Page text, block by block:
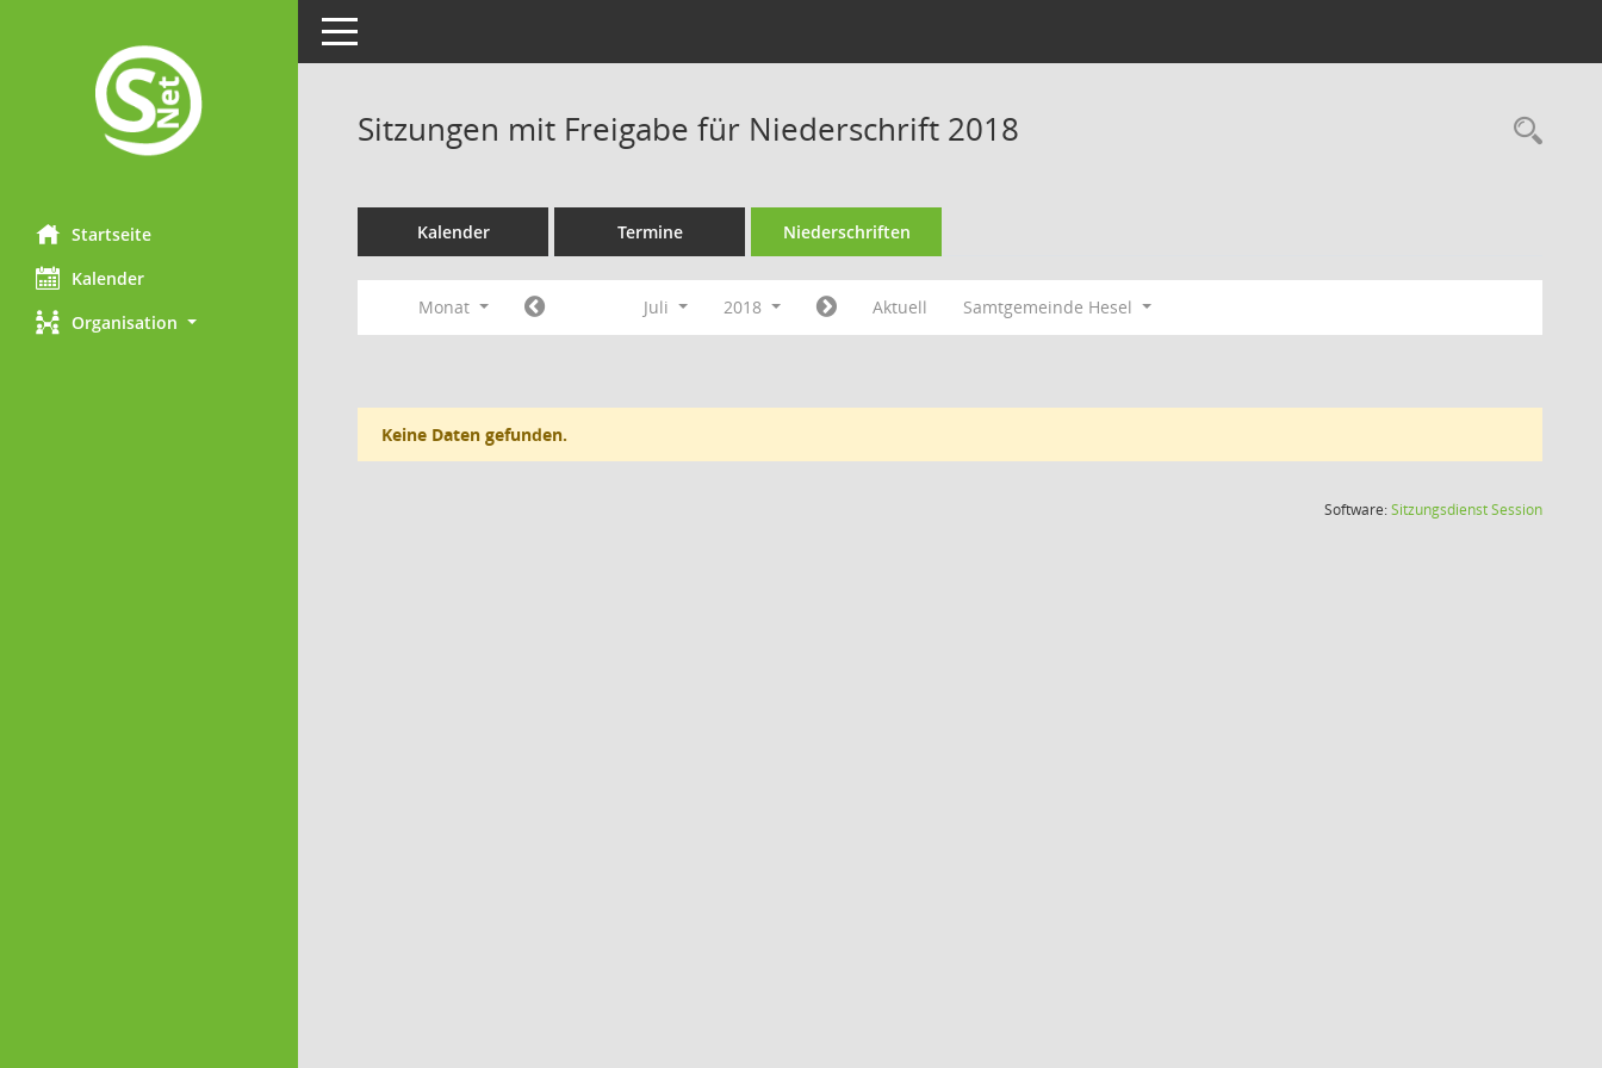
Startseite
Kalender
Organisation
Toggle navigation
Sitzungen mit Freigabe für Niederschrift 2018
Kalender Termine Niederschriften
Monat Juli 2018 Aktuell Samtgemeinde Hesel
Keine Daten gefunden.
Software:SitzungsdienstSession(Wird in